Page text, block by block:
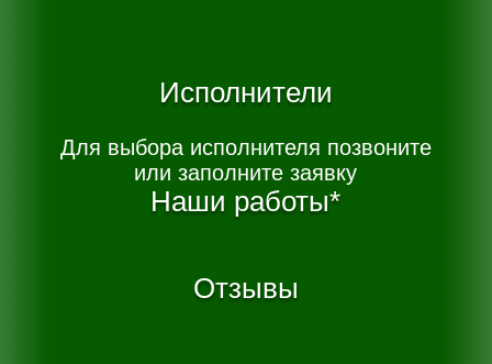
Исполнители
Для выбора исполнителя позвоните
или заполните заявку
Наши работы*
Отзывы